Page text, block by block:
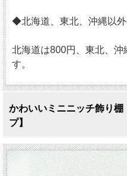
◆北海道、東北、沖縄以外
北海道は800円、東北、沖
す。
かわいいミニニッチ飾り
プ】